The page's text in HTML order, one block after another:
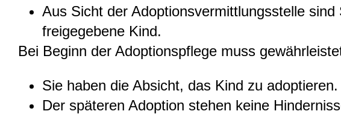
Aus Sicht der Adoptionsvermittlungsstelle
freigegebene Kind.
Bei Beginn der Adoptionspflege muss
Sie haben die Absicht, das Kind zu adoptieren.
Der späteren Adoption stehen keine